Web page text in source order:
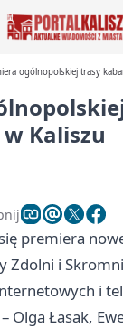
ogólnopolskiej trasy
Kaliszu
premiera
Zdolni i
i
Olga Łasak,